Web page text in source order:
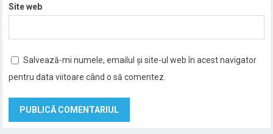
Site web
Salvează-mi numele, emailul și site-ul web în acest navigator
pentru data viitoare când o să comentez.